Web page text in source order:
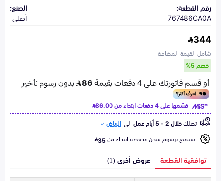
رقم القطعة:
767486CA0A
الصنع:
أصلي
344
شامل القيمة المضافة
خصم 5%
قسّمها على 4 دفعات ابتداء من
86.00
تصلكخلال 2 - 5 أيام عمل الى الرياض
استمتع برسوم شحن مخفضة ابتداء من35
توافقية القطعة عروض أخرى (1)